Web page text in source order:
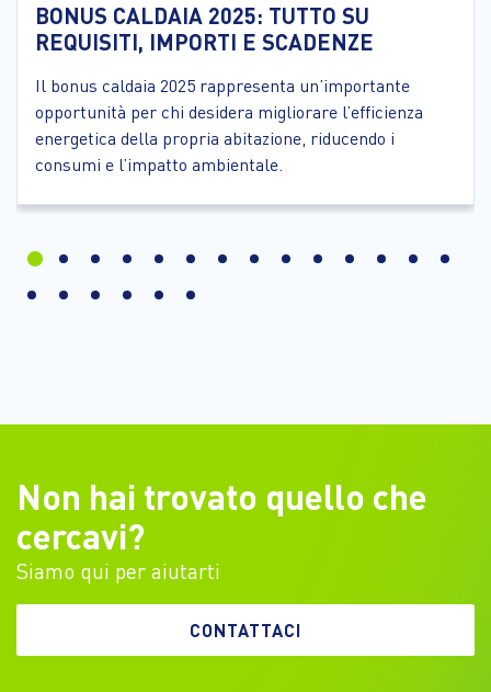
BONUS CALDAIA 2025: TUTTO SU
REQUISITI, IMPORTI E SCADENZE
Il bonus caldaia 2025 rappresenta un’importante
opportunità per chi desidera migliorare l’efficienza
energetica della propria abitazione, riducendo i
consumi e l’impatto ambientale.
Non hai trovato quello che
cercavi?
Siamo qui per aiutarti
CONTATTACI